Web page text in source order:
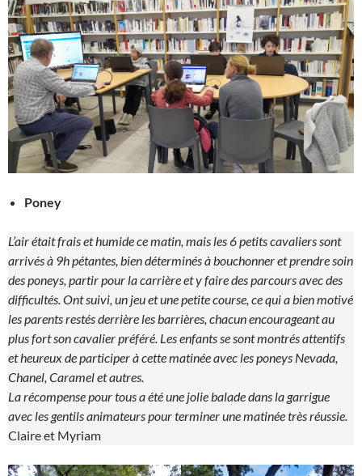
Poney
L’air était frais et humide ce matin, mais les 6 petits cavaliers sont
arrivés à 9h pétantes, bien déterminés à bouchonner et prendre soin
des poneys, partir pour la carrière et y faire des parcours avec des
difficultés. Ont suivi, un jeu et une petite course, ce qui a bien motivé
les parents restés derrière les barrières, chacun encourageant au
plus fort son cavalier préféré. Les enfants se sont montrés attentifs
et heureux de participer à cette matinée avec les poneys Nevada,
Chanel, Caramel et autres.
La récompense pour tous a été une jolie balade dans la garrigue
avec les gentils animateurs pour terminer une matinée très réussie.
Claire et Myriam